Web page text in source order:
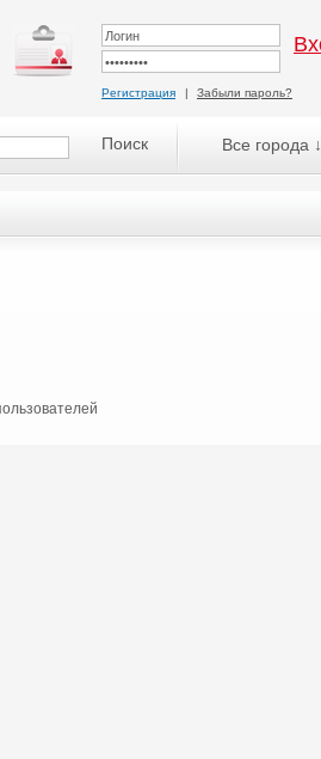
Регистрация | Забыли пароль?
Все города ↓